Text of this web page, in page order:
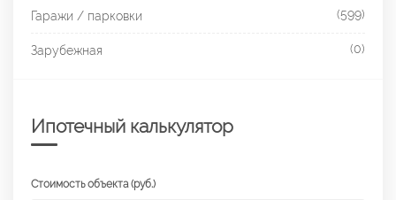
Гаражи / парковки (599)
Зарубежная (0)
Ипотечный калькулятор
Стоимость объекта (руб.)